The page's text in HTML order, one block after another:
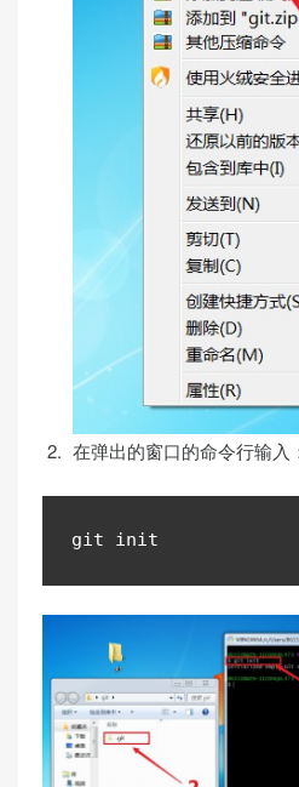
在弹出的窗口的命令行输入
git init